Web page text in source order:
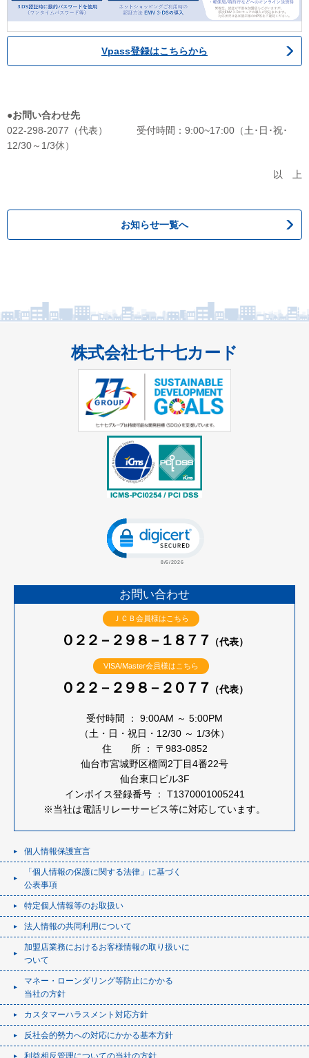
Vpass登録はこちらから
●お問い合わせ先
022-298-2077（代表） 受付時間：9:00~17:00（土･日･祝･
12/30～1/3休）
以 上
お知らせ一覧へ
株式会社七十七カード
お問い合わせ
ＪＣＢ会員様はこちら
０２２－２９８－１８７７ （代表）
VISA/Master会員様はこちら
０２２－２９８－２０７７ （代表）
受付時間 ： 9:00AM ～ 5:00PM
（土・日・祝日・12/30 ～ 1/3休）
住 所 ： 〒983-0852
仙台市宮城野区榴岡2丁目4番22号
仙台東口ビル3F
インボイス登録番号 ： T1370001005241
※当社は電話リレーサービス等に対応しています。
個人情報保護宣言
「個人情報の保護に関する法律」に基づく
公表事項
特定個人情報等のお取扱い
法人情報の共同利用について
加盟店業務におけるお客様情報の取り扱いに
ついて
マネー・ローンダリング等防止にかかる
当社の方針
カスタマーハラスメント対応方針
反社会的勢力への対応にかかる基本方針
利益相反管理についての当社の方針